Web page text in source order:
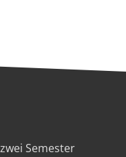
Semester